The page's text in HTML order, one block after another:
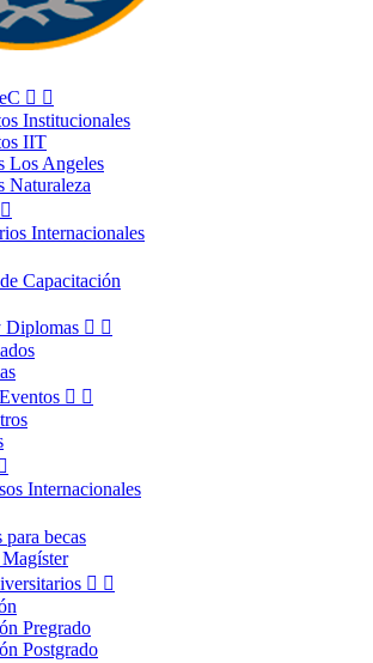
 
Institucionales
IIT
Los Angeles
Naturaleza

Internacionales
Capacitación
Diplomas  
 

Internacionales
para becas
 
Pregrado
Postgrado